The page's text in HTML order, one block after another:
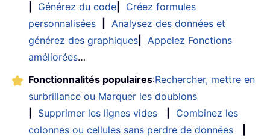
Générez du code
Créez formules
personnalisées
Analysez des données et
générez des graphiques
Appelez Fonctions
améliorées…
Fonctionnalités populaires:Rechercher, mettre en
surbrillance ou Marquer les doublons
Supprimer les lignes vides
Combinez les
colonnes ou cellules sans perdre de données